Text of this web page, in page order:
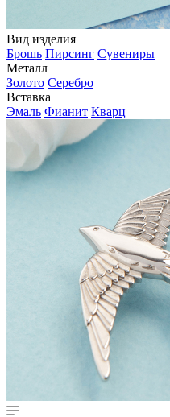
Вид изделия
Брошь Пирсинг Сувениры
Металл
Золото Серебро
Вставка
Эмаль Фианит Кварц